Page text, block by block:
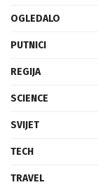
OGLEDALO
PUTNICI
REGIJA
SCIENCE
SVIJET
TECH
TRAVEL